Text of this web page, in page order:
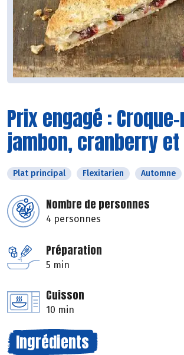
Prix engagé :
jambon, cranberry
Plat principal Flexitarien Automne
Nombre de personnes
4 personnes
Préparation
5 min
Cuisson
10 min
Ingrédients